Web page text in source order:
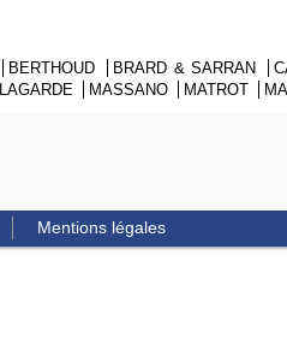
BERTHOUD BRARD & SARRAN
LAGARDE MASSANO MATROT
Mentions légales